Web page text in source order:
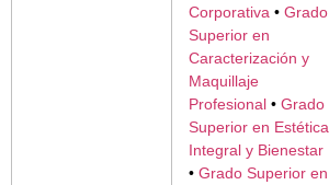
Corporativa • Grado
Superior en
Caracterización y
Maquillaje
Profesional • Grado
Superior en Estética
Integral y Bienestar
• Grado Superior en